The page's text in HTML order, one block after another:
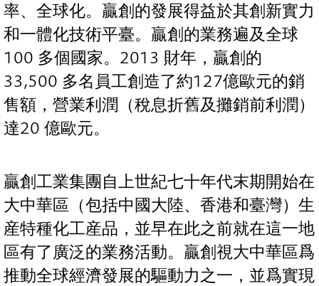
率、全球化。贏創的發展得益於其創新實力
和一體化技術平臺。贏創的業務遍及全球
100 多個國家。2013 財年，贏創的
33,500 多名員工創造了約127億歐元的銷
售額，營業利潤（稅息折舊及攤銷前利潤）
達20 億歐元。
贏創工業集團自上世紀七十年代末期開始在
大中華區（包括中國大陸、香港和臺灣）生
産特種化工産品，並早在此之前就在這一地
區有了廣泛的業務活動。贏創視大中華區爲
推動全球經濟發展的驅動力之一，並爲實現